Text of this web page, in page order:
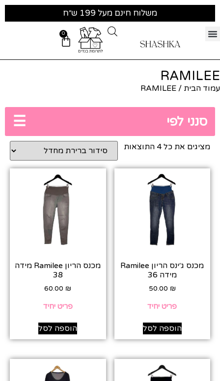
משלוח חינם מעל 199 ש״ח
0
RAMILEE
עמוד הבית / RAMILEE
סנני לפי ☰
מציגים את כל ⁦4⁩ התוצאות
מכנס ג׳ינס הריון Ramilee
מידה 36
50.00 ₪
פריט יחיד
הוספה לסל
מכנס הריון Ramilee מידה
38
60.00 ₪
פריט יחיד
הוספה לסל